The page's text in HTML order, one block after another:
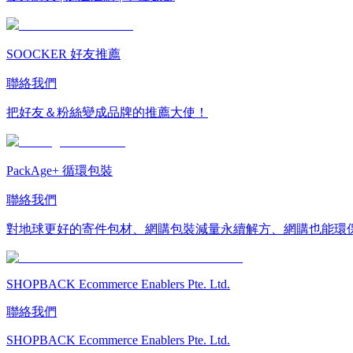
SOOCKER 好友推薦
聯絡我們
把好友＆粉絲變成品牌的推薦大使！
PackAge+ 循環包裝
聯絡我們
對地球更好的寄件包材、網購包裝減量永續解方、網購也能環
SHOPBACK Ecommerce Enablers Pte. Ltd.
聯絡我們
SHOPBACK Ecommerce Enablers Pte. Ltd.